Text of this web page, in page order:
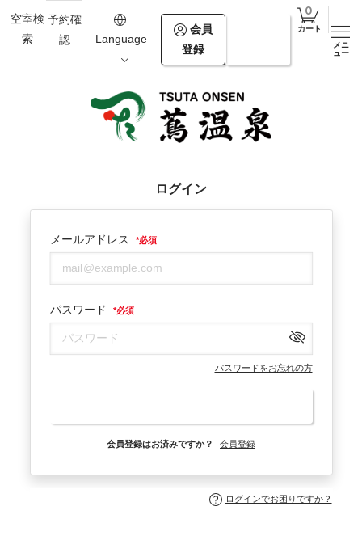
空室検
索
予約確
認
Language
会員
登録
カート
メニ
ュー
ログイン
メールアドレス *必須
パスワード *必須
パスワードをお忘れの方
会員登録はお済みですか？ 会員登録
ログインでお困りですか？